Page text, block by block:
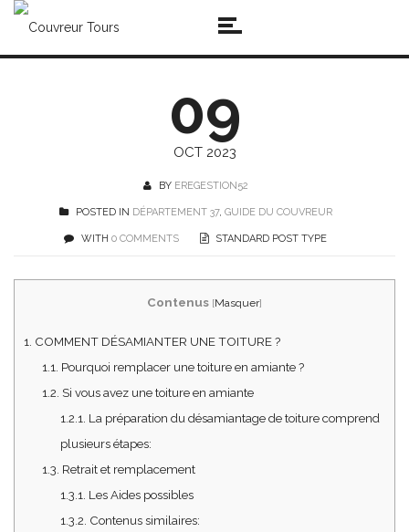
09
OCT 2023
BY EREGESTION52
POSTED IN DÉPARTEMENT 37, GUIDE DU COUVREUR
WITH 0 COMMENTS STANDARD POST TYPE
Contenus [Masquer]
1. COMMENT DÉSAMIANTER UNE TOITURE ?
1.1. Pourquoi remplacer une toiture en amiante ?
1.2. Si vous avez une toiture en amiante
1.2.1. La préparation du désamiantage de toiture comprend
plusieurs étapes:
1.3. Retrait et remplacement
1.3.1. Les Aides possibles
1.3.2. Contenus similaires: